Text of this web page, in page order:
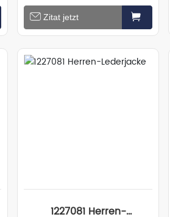
Strickpullover/Herren
Strickhose (Paarlook)
Zitat jetzt
1227081 Herren-